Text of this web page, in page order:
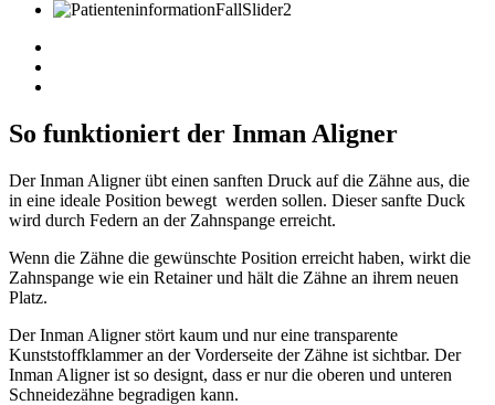
So funktioniert der Inman Aligner
Der Inman Aligner übt einen sanften Druck auf die Zähne aus, die
in eine ideale Position bewegt werden sollen. Dieser sanfte Duck
wird durch Federn an der Zahnspange erreicht.
Wenn die Zähne die gewünschte Position erreicht haben, wirkt die
Zahnspange wie ein Retainer und hält die Zähne an ihrem neuen
Platz.
Der Inman Aligner stört kaum und nur eine transparente
Kunststoffklammer an der Vorderseite der Zähne ist sichtbar. Der
Inman Aligner ist so designt, dass er nur die oberen und unteren
Schneidezähne begradigen kann.